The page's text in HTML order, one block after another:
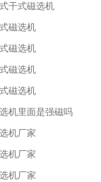
干式磁选机
磁选机
磁选机
磁选机
磁选机
机里面是强磁吗
机厂家
机厂家
机厂家